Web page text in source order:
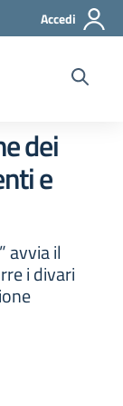
Accedi
dei
e
avvia il
i divari